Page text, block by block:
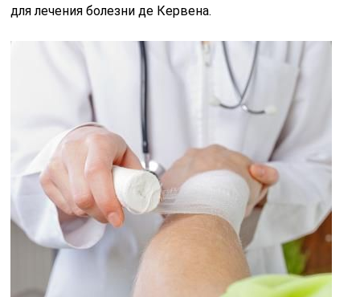
для лечения болезни де Кервена.